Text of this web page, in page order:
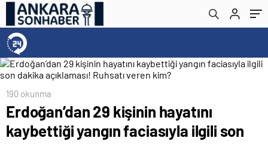
Ruhsatı veren kim?
190 okunma
Erdoğan’dan 29 kişinin hayatını
kaybettiği yangın faciasıyla ilgili son